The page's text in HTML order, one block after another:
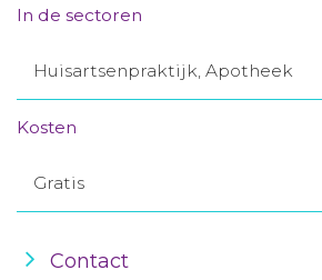
Toegang
In de sectoren
Huisartsenpraktijk, Apotheek
Kosten
Gratis
Contact